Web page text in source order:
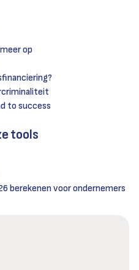
op
to success
tools
berekenen voor ondernemers